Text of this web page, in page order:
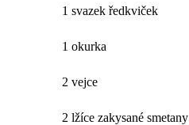
1 svazek ředkviček
1 okurka
2 vejce
2 lžíce zakysané smetany